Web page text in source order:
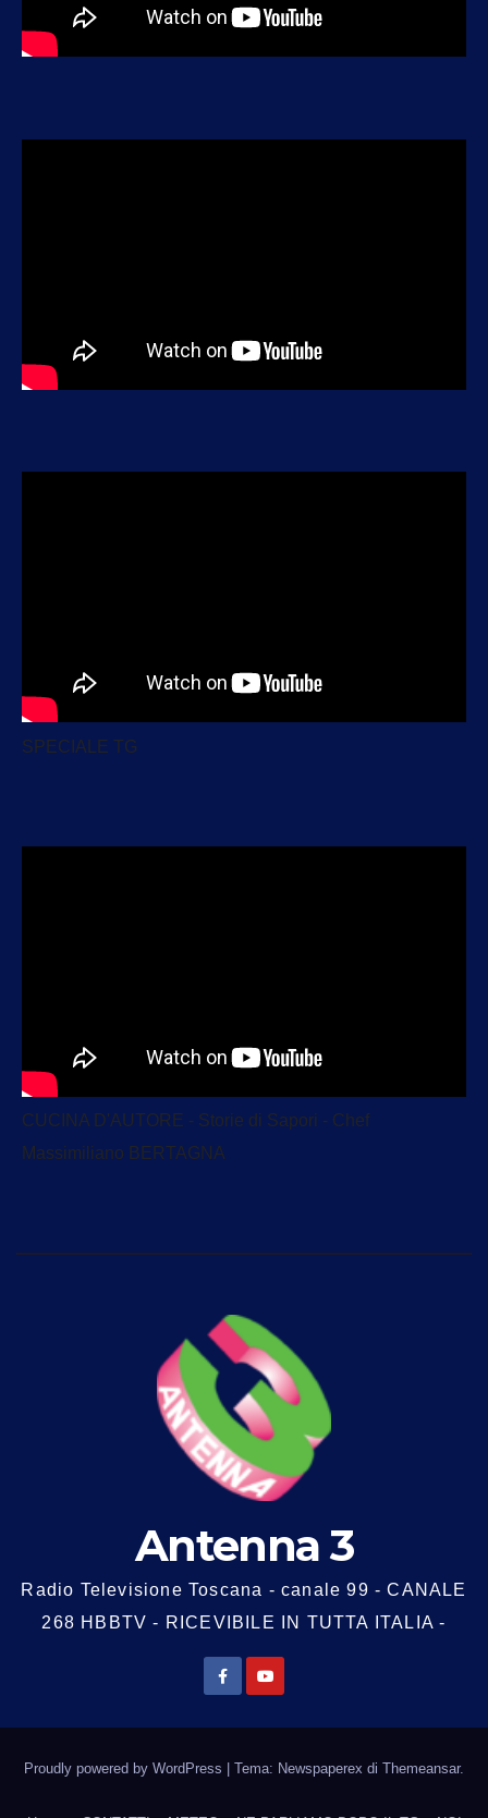
SPECIALE TG
CUCINA D'AUTORE - Storie di Sapori - Chef
Massimiliano BERTAGNA
Antenna 3
Radio Televisione Toscana - canale 99 - CANALE
268 HBBTV - RICEVIBILE IN TUTTA ITALIA -
Proudly powered by WordPress Tema: Newspaperex di Themeansar.